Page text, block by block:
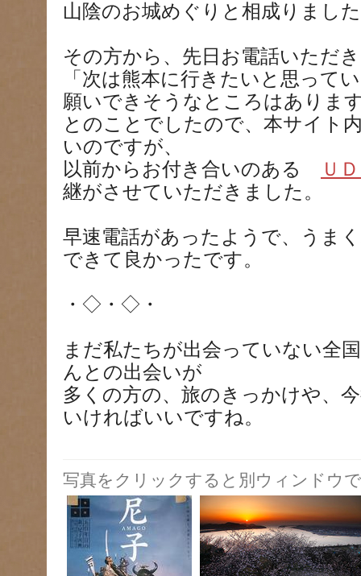
山陰のお城めぐりと相成りまし
その方から、先日お電話いただ
「次は熊本に行きたいと思って
願いできそうなところはありま
とのことでしたので、本サイト
いのですが、
以前からお付き合いのある
Ｕ
継がさせていただきました。
早速電話があったようで、うま
できて良かったです。
・◇・◇・
まだ私たちが出会っていない全
んとの出会いが
多くの方の、旅のきっかけや、
いければいいですね。
写真をクリックすると別ウィンドウ